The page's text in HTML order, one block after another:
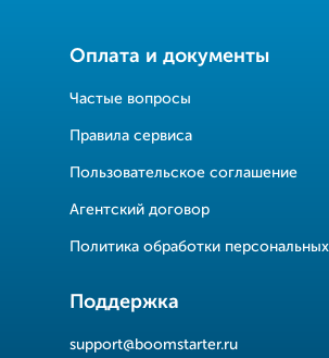
Оплата и документы
Частые вопросы
Правила сервиса
Пользовательское соглашение
Агентский договор
Политика обработки
Поддержка
support@boomstarter.ru